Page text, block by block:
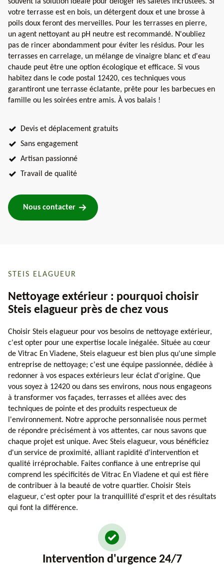
votre terrasse est en bois, un détergent doux et une brosse à
poils doux feront des merveilles. Pour les terrasses en pierre,
un agent nettoyant au pH neutre est recommandé. N'oubliez
pas de rincer abondamment pour éviter les résidus. Pour les
terrasses en carrelage, un mélange de vinaigre blanc et d'eau
chaude peut être une option écologique et efficace. Si vous
habitez dans le code postal 12420, ces techniques vous
garantiront une terrasse éclatante, prête pour les barbecues en
famille ou les soirées entre amis. À vos balais !
Devis et déplacement gratuits
Sans engagement
Artisan passionné
Travail de qualité
Nous contacter
STEIS ELAGUEUR
Nettoyage extérieur : pourquoi choisir
Steis elagueur près de chez vous
Choisir Steis elagueur pour vos besoins de nettoyage extérieur,
c'est opter pour une expertise locale inégalée. Située au cœur
de Vitrac En Viadene, Steis elagueur est bien plus qu'une simple
entreprise de nettoyage; c'est une équipe passionnée, dédiée à
redonner à vos espaces extérieurs leur éclat d'origine. Que
vous soyez à 12420 ou dans ses environs, nous nous engageons
à transformer vos façades, terrasses et allées avec des
techniques de pointe et des produits respectueux de
l'environnement. Notre approche personnalisée nous permet
de répondre précisément à vos attentes, car nous savons que
chaque projet est unique. Avec Steis elagueur, vous bénéficiez
d'un service de proximité, alliant rapidité d'intervention et
qualité irréprochable. Faites confiance à une entreprise qui
comprend les spécificités de Vitrac En Viadene et qui est fière
de contribuer à la beauté de votre quartier. Choisir Steis
elagueur, c'est opter pour la tranquillité d'esprit et des résultats
qui font la différence.
Intervention d'urgence 24/7